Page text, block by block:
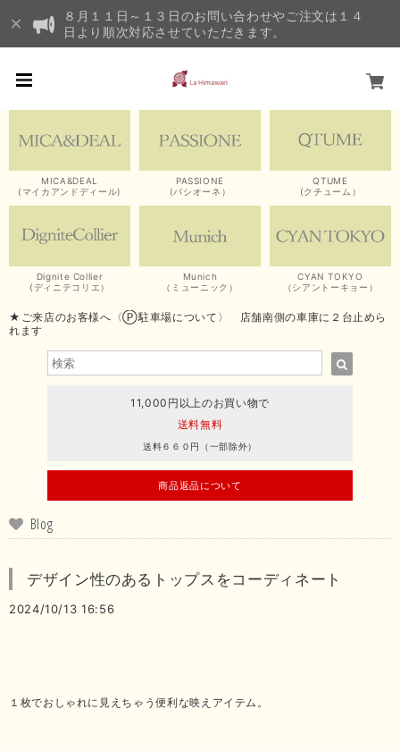
８月１１日～１３日のお問い合わせやご注文は１４
日より順次対応させていただきます。
MICA&DEAL
(マイカアンドディール)
PASSIONE
(パシオーネ）
QTUME
(クチューム）
Dignite Collier
(ディニテコリエ）
Munich
（ミューニック）
CYAN TOKYO
（シアントーキョー）
★ご来店のお客様へ〈Ⓟ駐車場について〉 店舗南側の車庫に２台止めら
れます
11,000円以上のお買い物で
送料無料
送料６６０円（一部除外）
商品返品について
Blog
デザイン性のあるトップスをコーディネート
2024/10/13 16:56
１枚でおしゃれに見えちゃう便利な映えアイテム。